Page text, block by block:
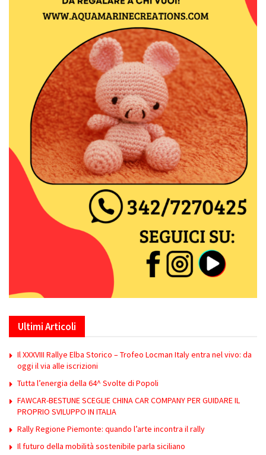
Ultimi Articoli
Il XXXVIII Rallye Elba Storico – Trofeo Locman Italy entra nel vivo: da
oggi il via alle iscrizioni
Tutta l’energia della 64^ Svolte di Popoli
FAWCAR-BESTUNE SCEGLIE CHINA CAR COMPANY PER GUIDARE IL
PROPRIO SVILUPPO IN ITALIA
Rally Regione Piemonte: quando l’arte incontra il rally
Il futuro della mobilità sostenibile parla siciliano